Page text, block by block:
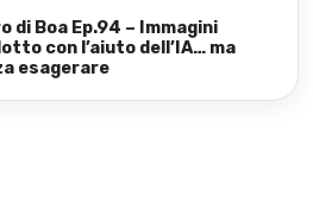
di Boa Ep.94 – Immagini
con l’aiuto dell’IA… ma
esagerare